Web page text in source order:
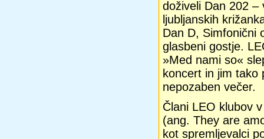
doživeli Dan 202 –
ljubljanskih
Dan D, Simfonični
glasbeni gostje.
»Med nami so«
koncert in jim tako
nepozaben večer.
Člani LEO klubov
(ang. They are
kot spremljevalci